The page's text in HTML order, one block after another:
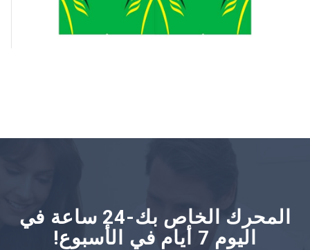
المحرك الخاص بك-24 ساعة في
اليوم 7 أيام في الأسبوع!